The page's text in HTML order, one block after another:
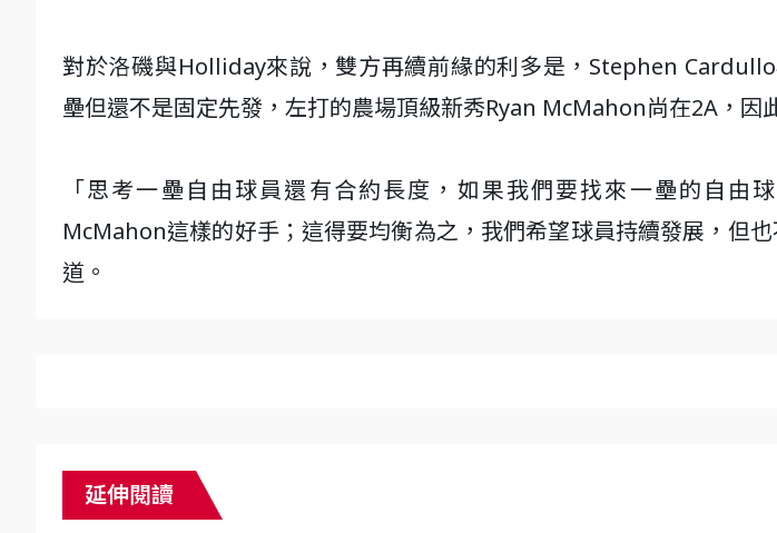
對於洛磯與Holliday來說，雙方再續前緣的利多是，Stephen
壘但還不是固定先發，左打的農場頂級新秀Ryan McMahon尚在2A，因
「思考一壘自由球員還有合約長度，如果我們要找來一壘的自由
McMahon這樣的好手；這得要均衡為之，我們希望球員持續發展，但
道。
延伸閱讀